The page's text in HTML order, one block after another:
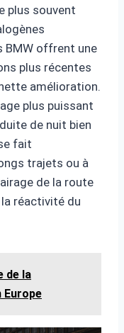
plus souvent
BMW offrent une
plus récentes
amélioration.
plus puissant
de nuit bien
fait
trajets ou à
de la route
réactivité du
de la